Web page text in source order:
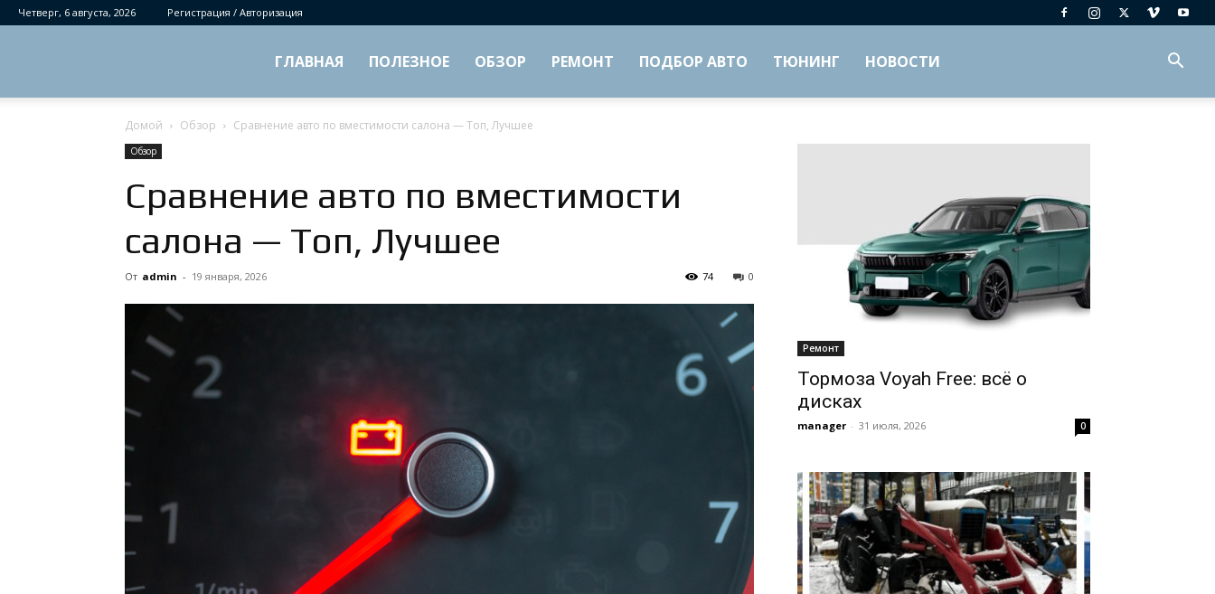
Четверг, 6 августа, 2026 Регистрация / Авторизация
ГЛАВНАЯ ПОЛЕЗНОЕ ОБЗОР РЕМОНТ ПОДБОР АВТО ТЮНИНГ НОВОСТИ
Домой Обзор Сравнение авто по вместимости салона — Топ, Лучшее
Обзор
Сравнение авто по вместимости
салона — Топ, Лучшее
От admin - 19 января, 2026 0
74
Ремонт
Тормоза Voyah Free: всё о
дисках
manager - 31 июля, 2026 0